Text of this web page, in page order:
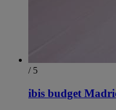
/ 5
ibis budget